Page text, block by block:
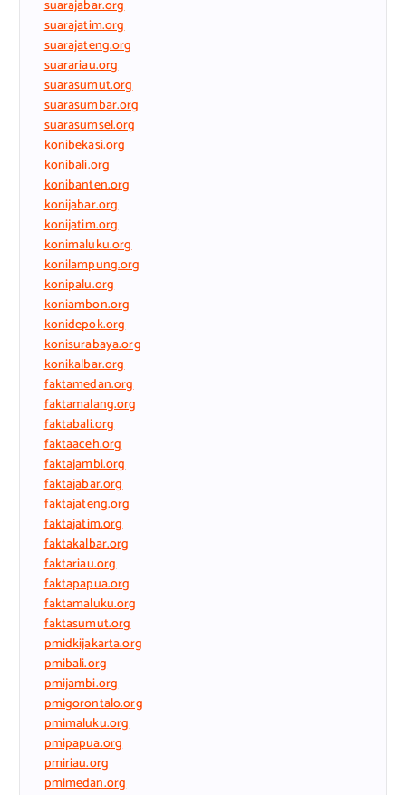
suarajabar.org
suarajatim.org
suarajateng.org
suarariau.org
suarasumut.org
suarasumbar.org
suarasumsel.org
konibekasi.org
konibali.org
konibanten.org
konijabar.org
konijatim.org
konimaluku.org
konilampung.org
konipalu.org
koniambon.org
konidepok.org
konisurabaya.org
konikalbar.org
faktamedan.org
faktamalang.org
faktabali.org
faktaaceh.org
faktajambi.org
faktajabar.org
faktajateng.org
faktajatim.org
faktakalbar.org
faktariau.org
faktapapua.org
faktamaluku.org
faktasumut.org
pmidkijakarta.org
pmibali.org
pmijambi.org
pmigorontalo.org
pmimaluku.org
pmipapua.org
pmiriau.org
pmimedan.org